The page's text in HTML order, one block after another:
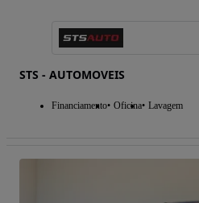
STS - AUTOMOVEIS
Financiamento Oficina Lavagem